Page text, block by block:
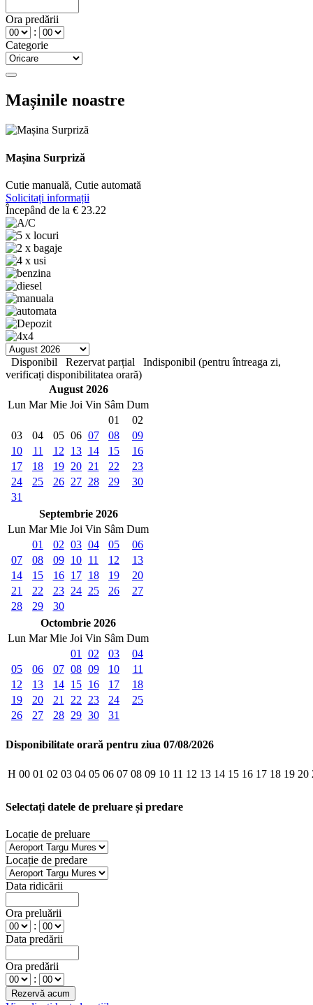
Ora predării
:
Categorie
Mașinile noastre
Mașina Surpriză
Cutie manuală, Cutie automată
Solicitați informații
Începând de la € 23.22
Disponibil Rezervat parțial
Indisponibil (pentru întreaga zi,
verificați disponibilitatea orară)
August 2026
Lun Mar Mie Joi Vin Sâm Dum
01
02
03
04 05 06 07 08
09
10
11 12 13 14 15
16
17
18 19 20 21 22
23
24
25 26 27 28 29
30
31
Septembrie 2026
Lun Mar Mie Joi Vin Sâm Dum
01
02 03 04 05
06
07
08 09 10 11 12
13
14
15 16 17 18 19
20
21
22 23 24 25 26
27
28
29
30
Octombrie 2026
Lun Mar Mie Joi Vin Sâm Dum
01
02 03
04
05
06 07 08 09 10
11
12
13 14 15 16 17
18
19
20 21 22 23 24
25
26
27 28 29 30 31
Disponibilitate orară pentru ziua 07/08/2026
H 00 01 02 03 04 05 06 07 08 09 10 11 12 13 14 15 16 17 18 19 20
Selectați datele de preluare și predare
Locație de preluare
Locație de predare
Data ridicării
Ora preluării
:
Data predării
Ora predării
: